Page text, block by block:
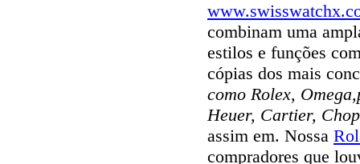
combinam uma
estilos e funções
cópias dos mais
como Rolex,
Heuer, Cartier,
assim em. Nossa
compradores que